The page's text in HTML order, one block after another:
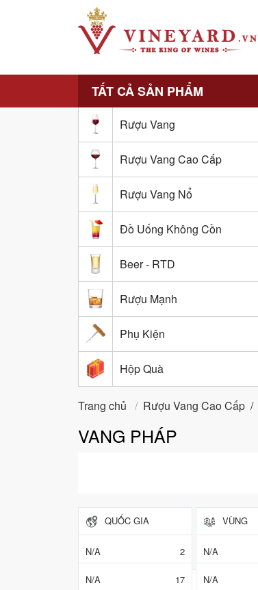
TẤT CẢ SẢN PHẨM
Rượu Vang
Rượu Vang Cao Cấp
Rượu Vang Nổ
Đồ Uống Không Cồn
Beer - RTD
Rượu Mạnh
Phụ Kiện
Hộp Quà
Trang chủ / Rượu Vang Cao Cấp /
VANG PHÁP
QUỐC GIA
N/A
2
VÙNG
N/A
PHÂN HẠNG
N/A
17
NIÊN VỤ
N/A